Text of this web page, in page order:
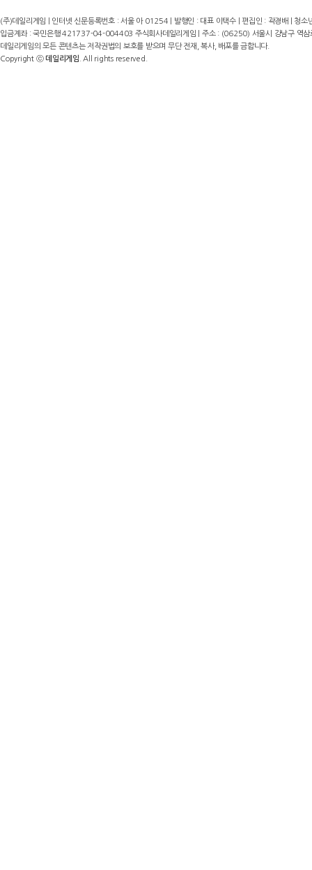
(주)데일리게임 | 인터넷 신문등록번호 : 서울 아 01254 | 발행인 : 대표 이택수 | 편집인 : 곽경배 |
입금계좌 : 국민은행 421737-04-004403 주식회사데일리게임 | 주소 : (06250) 서울시 강남구
데일리게임의 모든 콘텐츠는 저작권법의 보호를 받으며 무단 전재, 복사, 배포를 금합니다.
Copyright ⓒ데일리게임 . All rights reserved.